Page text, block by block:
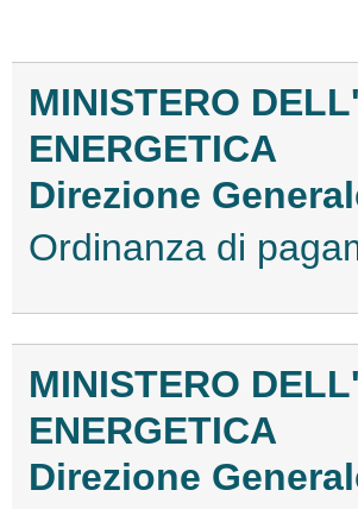
MINISTERO
ENERGETICA
Direzione
Ordinanza di
MINISTERO
ENERGETICA
Direzione